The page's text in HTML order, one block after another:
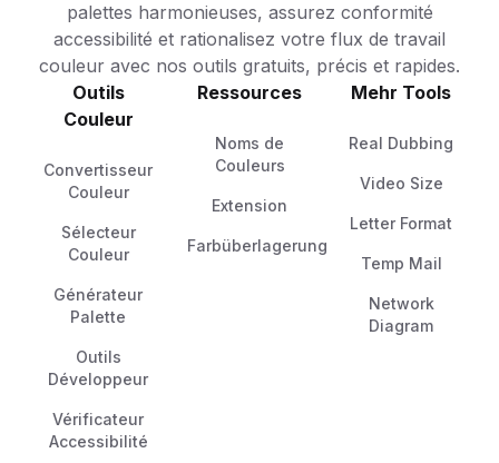
palettes harmonieuses, assurez conformité
accessibilité et rationalisez votre flux de travail
couleur avec nos outils gratuits, précis et rapides.
Outils
Couleur
Convertisseur
Couleur
Sélecteur
Couleur
Générateur
Palette
Outils
Développeur
Vérificateur
Accessibilité
Ressources
Noms de
Couleurs
Extension
Farbüberlagerung
Mehr Tools
Real Dubbing
Video Size
Letter Format
Temp Mail
Network
Diagram